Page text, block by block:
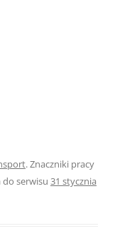
. Znaczniki pracy
do serwisu 31 stycznia